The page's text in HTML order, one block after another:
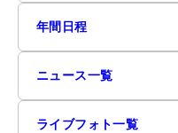
年間日程
ニュース一覧
ライブフォト一覧